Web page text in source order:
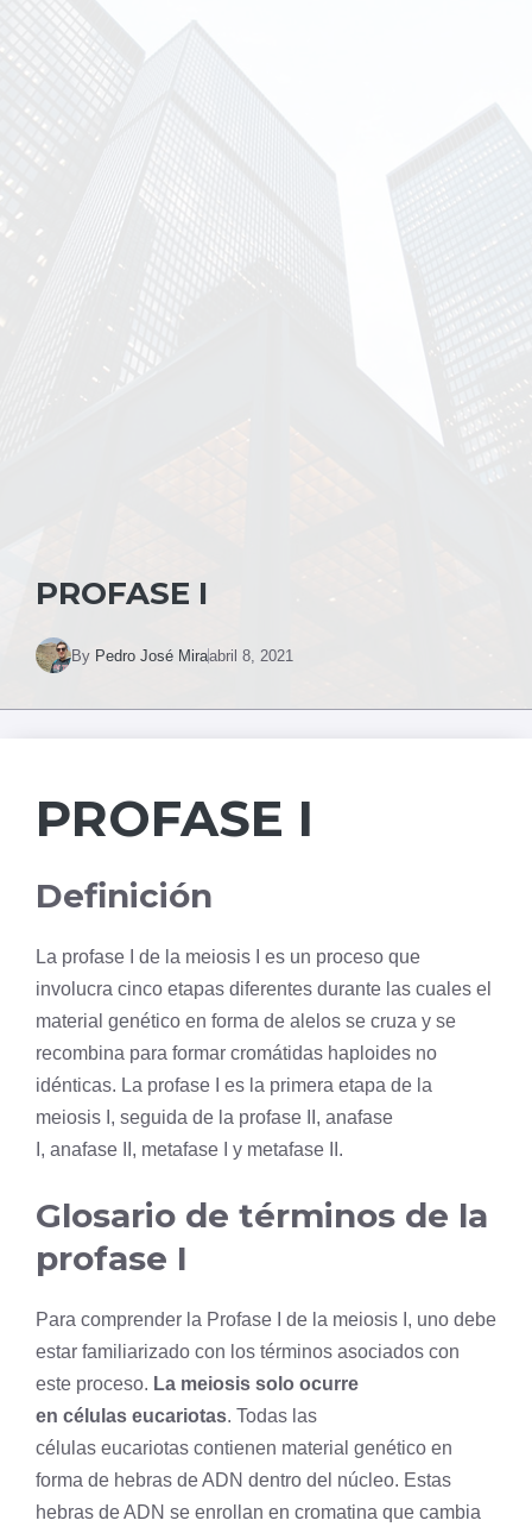
PROFASE I
By Pedro José Miraabril 8, 2021
PROFASE I
Definición
La profase I de la meiosis I es un proceso que
involucra cinco etapas diferentes durante las cuales el
material genético en forma de alelos se cruza y se
recombina para formar cromátidas haploides no
idénticas. La profase I es la primera etapa de la
meiosis I, seguida de la profase II , anafase
, anafase II, metafase I y metafase II.
Glosario de términos de la
profase I
Para comprender la Profase I de la meiosis I, uno debe
estar familiarizado con los términos asociados con
este proceso. La meiosis solo ocurre
en células eucariotas. Todas las
células eucariotas contienen material genético en
forma de hebras deADN dentro del núcleo. Estas
hebras de ADN se enrollan en cromatina que cambia